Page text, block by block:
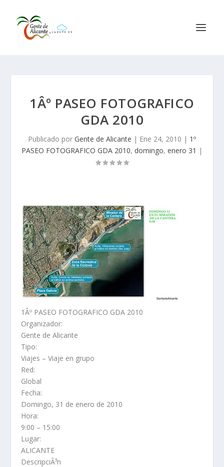
1Âº PASEO FOTOGRAFICO
GDA 2010
Publicado por Gente de Alicante | Ene 24, 2010 | 1º
PASEO FOTOGRAFICO GDA 2010, domingo, enero 31 |
1Âº PASEO FOTOGRAFICO GDA 2010
Organizador:
Gente de Alicante
Tipo:
Viajes – Viaje en grupo
Red:
Global
Fecha:
Domingo, 31 de enero de 2010
Hora:
9:00 – 15:00
Lugar:
ALICANTE
DescripciÃ³n